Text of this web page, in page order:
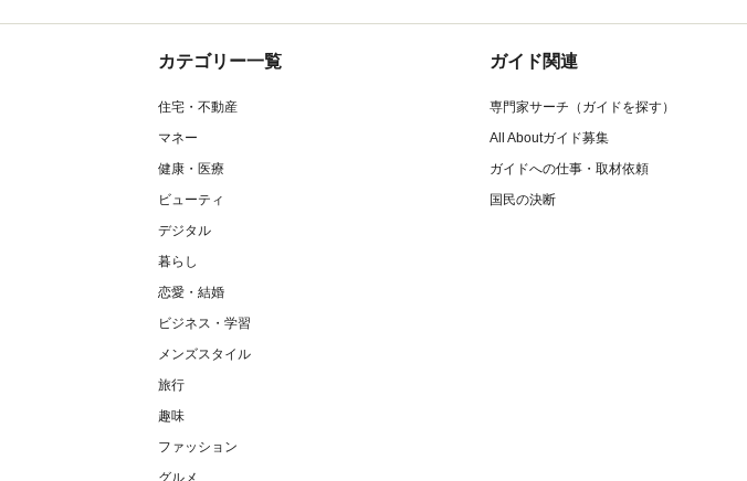
カテゴリー一覧
住宅・不動産
マネー
健康・医療
ビューティ
デジタル
暮らし
恋愛・結婚
ビジネス・学習
メンズスタイル
旅行
趣味
ファッション
グルメ
ガイド関連
専門家サーチ（ガイドを探す）
All Aboutガイド募集
ガイドへの仕事・取材依頼
国民の決断